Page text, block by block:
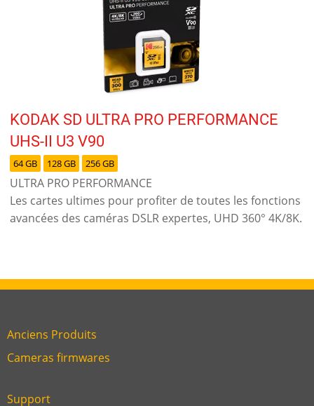
KODAK SD ULTRA PRO PERFORMANCE
UHS-II U3 V90
64 GB 128 GB 256 GB
ULTRA PRO PERFORMANCE
Les cartes ultimes pour profiter de toutes les fonctions
avancées des caméras DSLR expertes, UHD 360° 4K/8K.
Link
footer
Anciens Produits
Link
six
Cameras firmwares
Support